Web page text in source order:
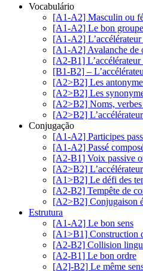
Vocabulário
[A1-A2] Masculin ou
[A1-A2] Le bon groupe
[A1-A2]
[A1-A2] Avalanche de
[A2-B1]
[B1-B2] –
[A2>B2] Les
[A2>B2] Les
[A2>B2] Noms, verbes
[A2>B2]
Conjugação
[A1-A2] Participes
[A1-A2] Passé
[A2-B1] Voix passive
[A2>B2]
[A1>B2] Le défi des
[A2-B2] Tempête de
[A2>B2] Conjugaison
Estrutura
[A1-A2] Le bon sens
[A1>B1] Construction
[A2-B2] Collision
[A2-B1] Le bon ordre
[A2]-B2] Le même